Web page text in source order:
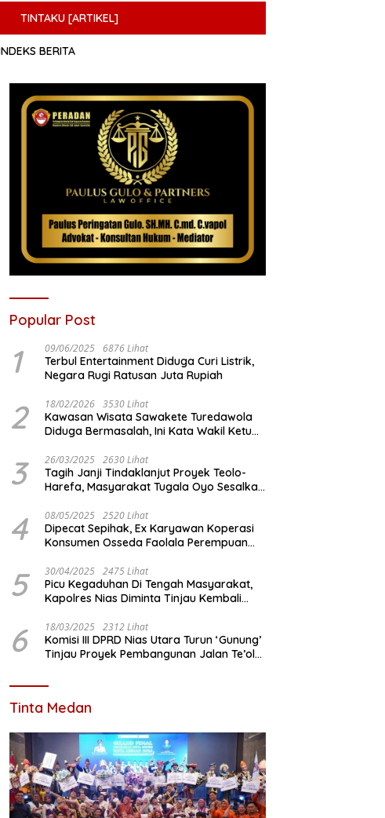
TINTAKU [ARTIKEL]
BERITA
Popular Post
1 09/06/2025 6876 Lihat
Terbul Entertainment Diduga Curi Listrik,
Negara Rugi Ratusan Juta Rupiah
2 18/02/2026 3530 Lihat
Kawasan Wisata Sawakete Turedawola
Diduga Bermasalah, Ini Kata Wakil Ketua
3 26/03/2025 2630 Lihat
Tagih Janji Tindaklanjut Proyek Teolo-
Harefa, Masyarakat Tugala Oyo Sesalkan
Utara
4 08/05/2025 2520 Lihat
Dipecat Sepihak, Ex Karyawan Koperasi
Konsumen Osseda Faolala Perempuan
5 30/04/2025 2475 Lihat
Picu Kegaduhan Di Tengah Masyarakat,
Kapolres Nias Diminta Tinjau Kembali
6 18/03/2025 2312 Lihat
Komisi III DPRD Nias Utara Turun ‘Gunung’
Tinjau Proyek Pembangunan Jalan Te’olo
Tinta Medan